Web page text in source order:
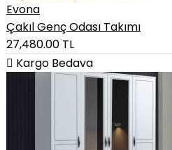
Evona
Çakıl Genç Odası Takımı
27,480.00 TL
Kargo Bedava